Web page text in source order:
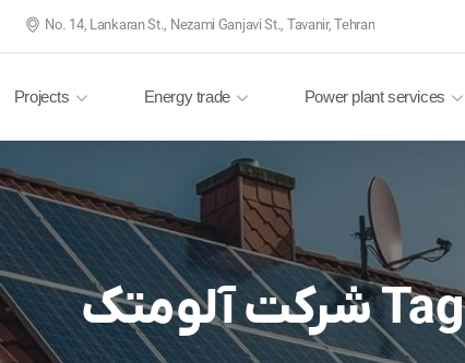
No. 14, Lankaran St., Nezami Ganjavi St., Tavanir, Tehran
Projects Energy trade Power plant services
شرکت آلومتک Tag